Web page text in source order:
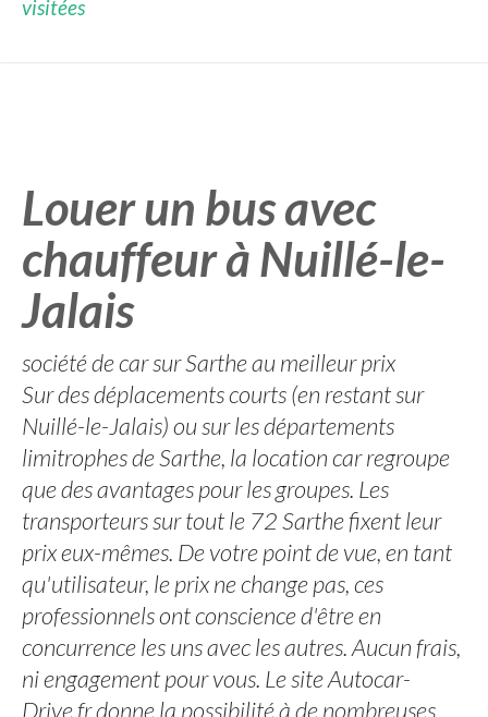
visitées
Louer un bus avec
chauffeur à Nuillé-le-
Jalais
société de car sur Sarthe au meilleur prix
Sur des déplacements courts (en restant sur
Nuillé-le-Jalais) ou sur les départements
limitrophes de Sarthe, la location car regroupe
que des avantages pour les groupes. Les
transporteurs sur tout le 72 Sarthe fixent leur
prix eux-mêmes. De votre point de vue, en tant
qu'utilisateur, le prix ne change pas, ces
professionnels ont conscience d'être en
concurrence les uns avec les autres. Aucun frais,
ni engagement pour vous. Le site Autocar-
Drive.fr donne la possibilité à de nombreuses